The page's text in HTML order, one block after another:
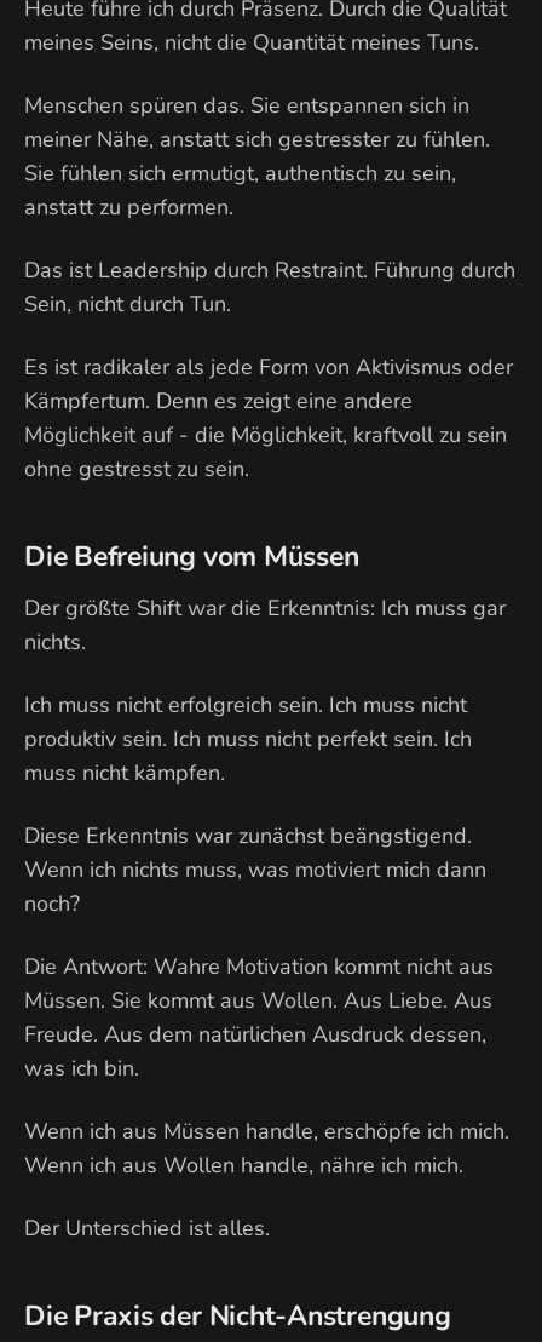
Heute führe ich durch Präsenz. Durch die Qualität
meines Seins, nicht die Quantität meines Tuns.
Menschen spüren das. Sie entspannen sich in
meiner Nähe, anstatt sich gestresster zu fühlen.
Sie fühlen sich ermutigt, authentisch zu sein,
anstatt zu performen.
Das ist Leadership durch Restraint. Führung durch
Sein, nicht durch Tun.
Es ist radikaler als jede Form von Aktivismus oder
Kämpfertum. Denn es zeigt eine andere
Möglichkeit auf - die Möglichkeit, kraftvoll zu sein
ohne gestresst zu sein.
Die Befreiung vom Müssen
Der größte Shift war die Erkenntnis: Ich muss gar
nichts.
Ich muss nicht erfolgreich sein. Ich muss nicht
produktiv sein. Ich muss nicht perfekt sein. Ich
muss nicht kämpfen.
Diese Erkenntnis war zunächst beängstigend.
Wenn ich nichts muss, was motiviert mich dann
noch?
Die Antwort: Wahre Motivation kommt nicht aus
Müssen. Sie kommt aus Wollen. Aus Liebe. Aus
Freude. Aus dem natürlichen Ausdruck dessen,
was ich bin.
Wenn ich aus Müssen handle, erschöpfe ich mich.
Wenn ich aus Wollen handle, nähre ich mich.
Der Unterschied ist alles.
Die Praxis der Nicht-Anstrengung